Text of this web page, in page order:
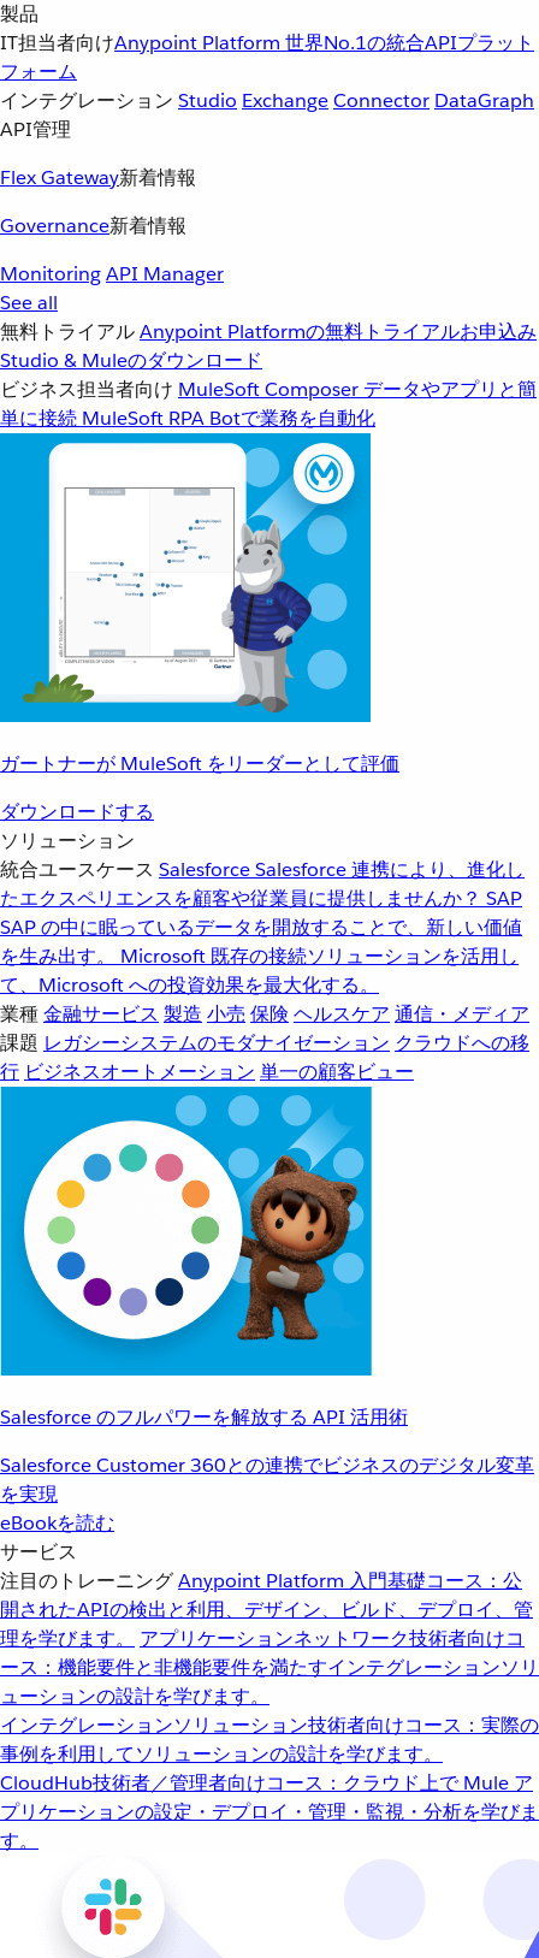
製品
IT担当者向けAnypoint Platform 世界No.1の統合APIプラット
フォーム
インテグレーション Studio ExchangeConnector DataGraph
API管理
Flex Gateway新着情報
Governance新着情報
MonitoringAPI Manager
See all
無料トライアルAnypoint Platformの無料トライアルお申込み
Studio & Muleのダウンロード
ビジネス担当者向け MuleSoft Composer データやアプリと簡
単に接続 MuleSoft RPA Botで業務を自動化
ガートナーが MuleSoft をリーダーとして評価
ダウンロードする
ソリューション
統合ユースケース SalesforceSalesforce 連携により、進化し
たエクスペリエンスを顧客や従業員に提供しませんか？ SAP
SAP の中に眠っているデータを開放することで、新しい価値
を生み出す。
Microsoft 既存の接続ソリューションを活用し
て、Microsoft への投資効果を最大化する。
業種金融サービス 製造 小売 保険 ヘルスケア 通信・メディア
課題 レガシーシステムのモダナイゼーション クラウドへの移
行 ビジネスオートメーション 単一の顧客ビュー
Salesforce のフルパワーを解放する API 活用術
Salesforce Customer 360との連携でビジネスのデジタル変革
を実現
eBookを読む
サービス
注目のトレーニングAnypoint Platform 入門基礎コース：公
開されたAPIの検出と利用、デザイン、ビルド、デプロイ、管
理を学びます。
アプリケーションネットワーク技術者向けコ
ース：機能要件と非機能要件を満たすインテグレーションソリ
ューションの設計を学びます。
インテグレーションソリューション技術者向けコース：実際の
事例を利用してソリューションの設計を学びます。
CloudHub技術者／管理者向けコース：クラウド上で Mule ア
プリケーションの設定・デプロイ・管理・監視・分析を学びま
す。